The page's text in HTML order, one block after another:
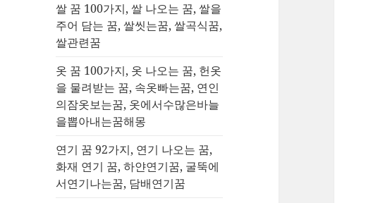
쌀 꿈 100가지, 쌀 나오는 꿈, 쌀을
주어 담는 꿈, 쌀씻는꿈, 쌀곡식꿈,
쌀관련꿈
옷 꿈 100가지, 옷 나오는 꿈, 헌옷
을 물려받는 꿈, 속옷빠는꿈, 연인
의잠옷보는꿈, 옷에서수많은바늘
을뽑아내는꿈해몽
연기 꿈 92가지, 연기 나오는 꿈,
화재 연기 꿈, 하얀연기꿈, 굴뚝에
서연기나는꿈, 담배연기꿈